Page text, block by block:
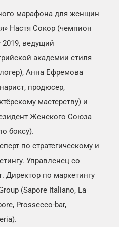
марафона для женщин
Настя Сокор (чемпион
ведущий
академии стиля
Анна Ефремова
продюсер,
мастерству) и
Женского Союза
боксу).
по стратегическому и
Управленец со
Директор по маркетингу
(Sapore Italiano, La
Prossecco-bar,